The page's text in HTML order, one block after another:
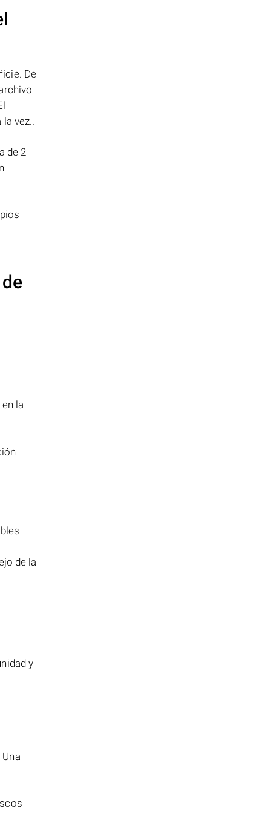
De
vez..
de 2
la
de la
y